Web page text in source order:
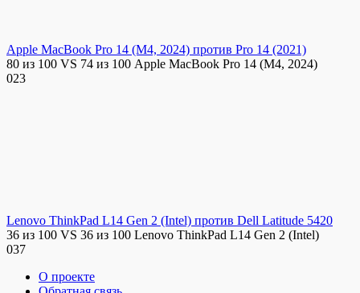
Apple MacBook Pro 14 (M4, 2024) против Pro 14 (2021)
80 из 100 VS 74 из 100 Apple MacBook Pro 14 (M4, 2024)
023
Lenovo ThinkPad L14 Gen 2 (Intel) против Dell Latitude 5420
36 из 100 VS 36 из 100 Lenovo ThinkPad L14 Gen 2 (Intel)
037
О проекте